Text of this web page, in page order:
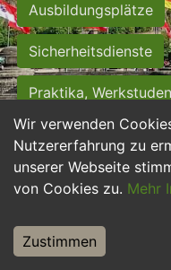
Wir verwenden
Nutzererfahrung zu
unserer Webseite
von Cookies zu. Mehr
Zustimmen
Ausbildungsplätze
Sicherheitsdienste
Praktika,
Personalwesen
Hilfskräfte, Aushilfs-
Weiterbildung,